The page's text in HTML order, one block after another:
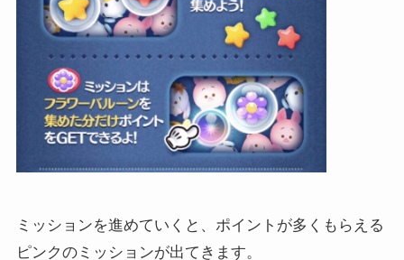
ミッションを進めていくと、ポイントが多くもらえる
ピンクのミッションが出てきます。